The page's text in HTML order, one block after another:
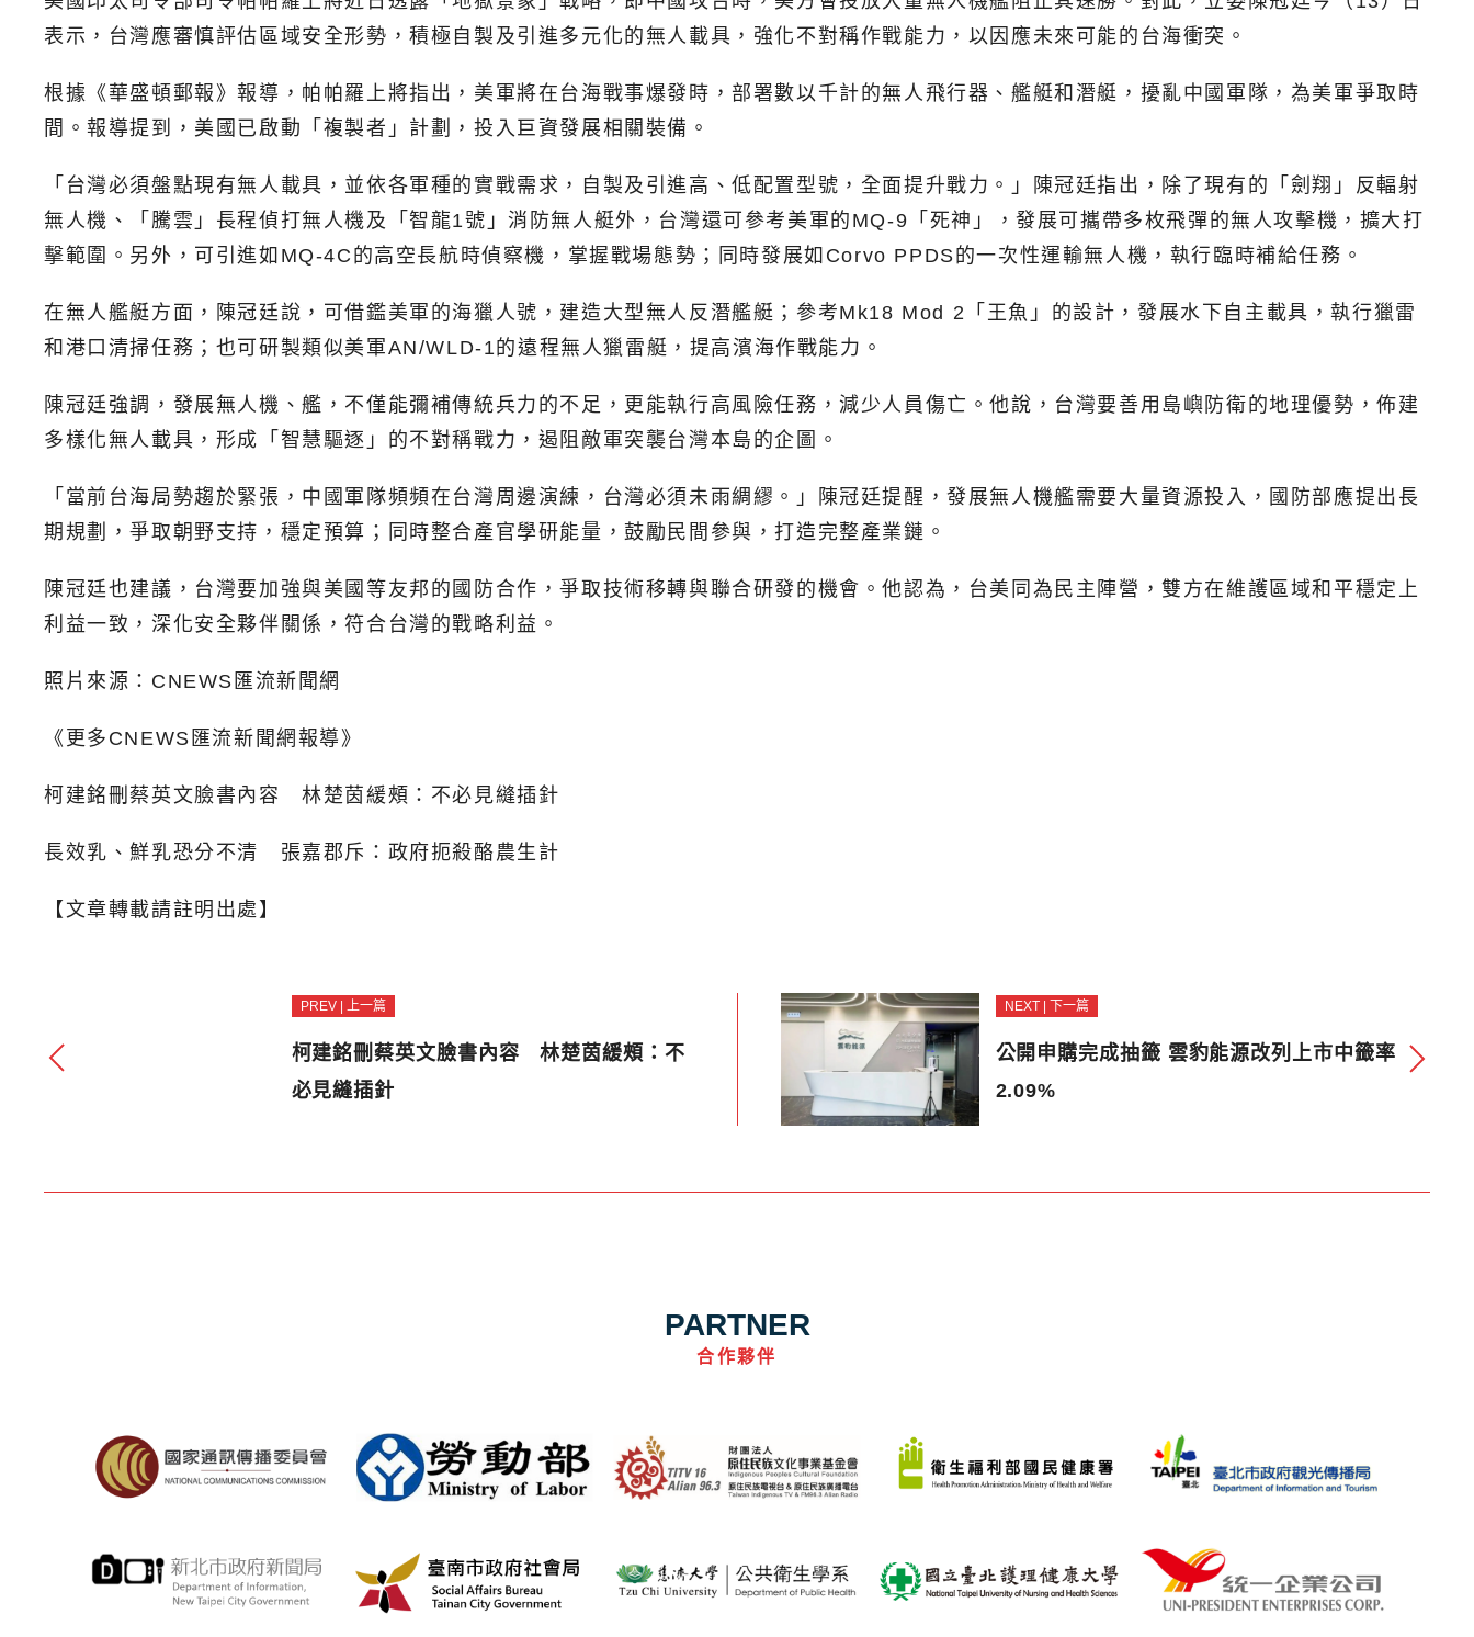
表示，台灣應審慎評估區域安全形勢，積極自製及引進多元化的無人載具，強化不對稱作戰能力，以因應未來可能的台海衝突。
根據《華盛頓郵報》報導，帕帕羅上將指出，美軍將在台海戰事爆發時，部署數以千計的無人飛行器、艦艇和潛艇，擾亂中國軍隊，為美軍爭取時
間。報導提到，美國已啟動「複製者」計劃，投入巨資發展相關裝備。
「台灣必須盤點現有無人載具，並依各軍種的實戰需求，自製及引進高、低配置型號，全面提升戰力。」陳冠廷指出，除了現有的「劍翔」反輻射
無人機、「騰雲」長程偵打無人機及「智龍1號」消防無人艇外，台灣還可參考美軍的MQ-9「死神」，發展可攜帶多枚飛彈的無人攻擊機，擴大打
擊範圍。另外，可引進如MQ-4C的高空長航時偵察機，掌握戰場態勢；同時發展如Corvo PPDS的一次性運輸無人機，執行臨時補給任務。
在無人艦艇方面，陳冠廷說，可借鑑美軍的海獵人號，建造大型無人反潛艦艇；參考Mk18 Mod 2「王魚」的設計，發展水下自主載具，執行獵雷
和港口清掃任務；也可研製類似美軍AN/WLD-1的遠程無人獵雷艇，提高濱海作戰能力。
陳冠廷強調，發展無人機、艦，不僅能彌補傳統兵力的不足，更能執行高風險任務，減少人員傷亡。他說，台灣要善用島嶼防衛的地理優勢，佈建
多樣化無人載具，形成「智慧驅逐」的不對稱戰力，遏阻敵軍突襲台灣本島的企圖。
「當前台海局勢趨於緊張，中國軍隊頻頻在台灣周邊演練，台灣必須未雨綢繆。」陳冠廷提醒，發展無人機艦需要大量資源投入，國防部應提出長
期規劃，爭取朝野支持，穩定預算；同時整合產官學研能量，鼓勵民間參與，打造完整產業鏈。
陳冠廷也建議，台灣要加強與美國等友邦的國防合作，爭取技術移轉與聯合研發的機會。他認為，台美同為民主陣營，雙方在維護區域和平穩定上
利益一致，深化安全夥伴關係，符合台灣的戰略利益。
照片來源：CNEWS匯流新聞網
《更多CNEWS匯流新聞網報導》
柯建銘刪蔡英文臉書內容 林楚茵緩頰：不必見縫插針
長效乳、鮮乳恐分不清 張嘉郡斥：政府扼殺酪農生計
【文章轉載請註明出處】
PREV | 上一篇
柯建銘刪蔡英文臉書內容 林楚茵緩頰：不
必見縫插針
NEXT | 下一篇
公開申購完成抽籤 雲豹能源改列上市中籤率
2.09%
PARTNER
合作夥伴